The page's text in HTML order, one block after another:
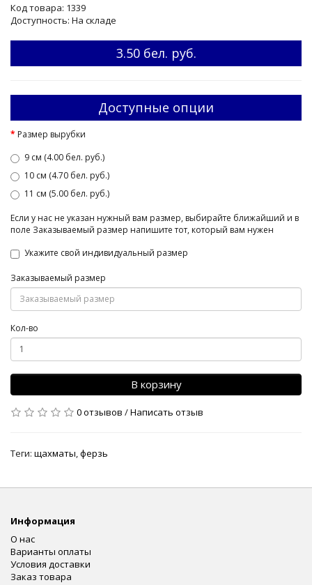
Код товара: 1339
Доступность: На складе
3.50 бел. руб.
Доступные опции
Размер вырубки
9 см (4.00 бел. руб.)
10 см (4.70 бел. руб.)
11 см (5.00 бел. руб.)
Если у нас не указан нужный вам размер, выбирайте ближайший и в
поле Заказываемый размер напишите тот, который вам нужен
Укажите свой индивидуальный размер
Заказываемый размер
Кол-во
В корзину
0 отзывов /Написать отзыв
Теги: щахматы,ферзь
Информация
О нас
Варианты оплаты
Условия доставки
Заказ товара